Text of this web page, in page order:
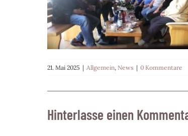
21. Mai 2025 | Allgemein, News | 0 Kommentare
Hinterlasse einen